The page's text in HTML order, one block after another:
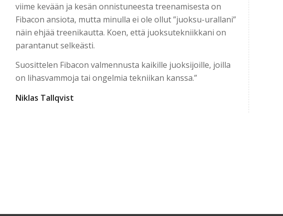
viime kevään ja kesän onnistuneesta treenamisesta on
Fibacon ansiota, mutta minulla ei ole ollut ”juoksu-urallani”
näin ehjää treenikautta. Koen, että juoksutekniikkani on
parantanut selkeästi.
Suosittelen Fibacon valmennusta kaikille juoksijoille, joilla
on lihasvammoja tai ongelmia tekniikan kanssa.”
Niklas Tallqvist